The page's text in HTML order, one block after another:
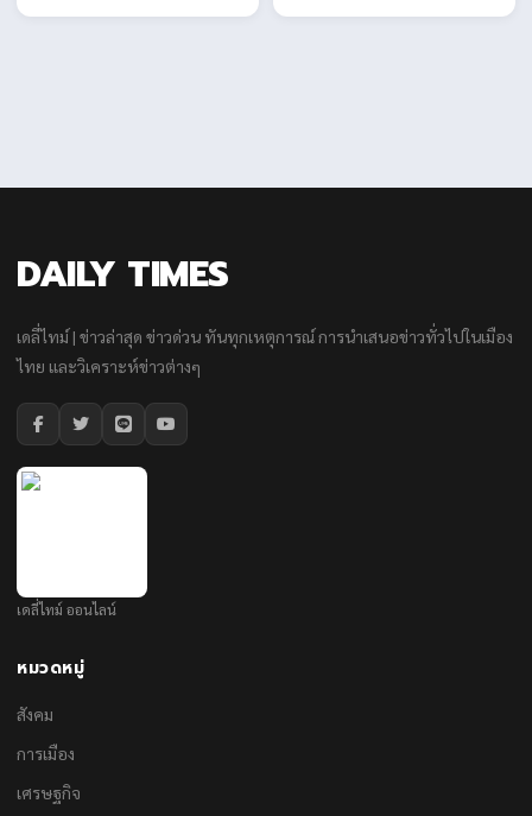
ห...
DAILY TIMES
เดลี่ไทม์ | ข่าวล่าสุด ข่าวด่วน ทันทุกเหตุการณ์ การนำเสนอข่าวทั่วไปในเมือง
ไทย และวิเคราะห์ข่าวต่างๆ
เดลี่ไทม์ ออนไลน์
หมวดหมู่
สังคม
การเมือง
เศรษฐกิจ